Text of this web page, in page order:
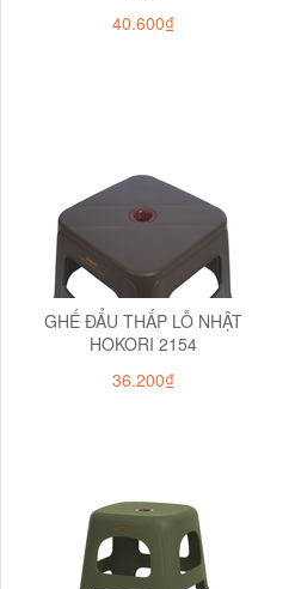
40.600₫
GHẾ ĐẨU THẤP LỖ NHẬT
HOKORI 2154
36.200₫